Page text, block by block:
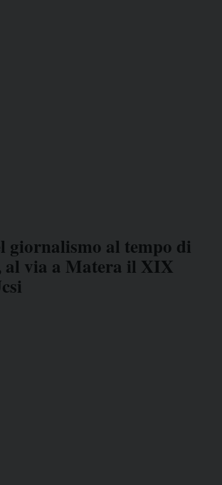
giornalismo al tempo di
al via a Matera il XIX